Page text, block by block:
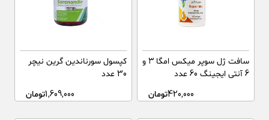
سافت ژل سوپر میکس امگا ۳ و
6 آنتی ایجینگ 60 عدد
420,000تومان
کپسول سورناندین گرین نیچر
30 عدد
1,609,000تومان